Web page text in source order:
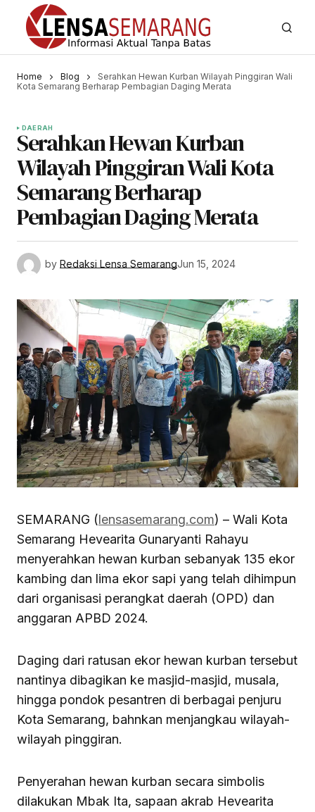
Home Blog
Serahkan Hewan Kurban Wilayah Pinggiran Wali
Kota Semarang Berharap Pembagian Daging Merata
DAERAH
Serahkan Hewan Kurban
Wilayah Pinggiran Wali Kota
Semarang Berharap
Pembagian Daging Merata
by Redaksi Lensa SemarangJun 15, 2024
SEMARANG (lensasemarang.com) – Wali Kota
Semarang Hevearita Gunaryanti Rahayu
menyerahkan hewan kurban sebanyak 135 ekor
kambing dan lima ekor sapi yang telah dihimpun
dari organisasi perangkat daerah (OPD) dan
anggaran APBD 2024.
Daging dari ratusan ekor hewan kurban tersebut
nantinya dibagikan ke masjid-masjid, musala,
hingga pondok pesantren di berbagai penjuru
Kota Semarang, bahnkan menjangkau wilayah-
wilayah pinggiran.
Penyerahan hewan kurban secara simbolis
dilakukan Mbak Ita, sapaan akrab Hevearita